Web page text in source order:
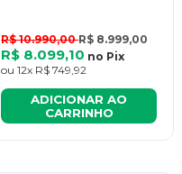
R$ 10.990,00R$ 8.999,00
R$ 8.099,10 no Pix
ou 12x R$ 749,92
ADICIONAR AO
CARRINHO